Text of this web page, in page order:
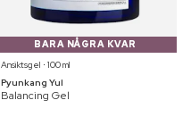
BARA NÅGRA KVAR
Ansiktsgel ⋅ 100 ml
Pyunkang Yul
Balancing Gel